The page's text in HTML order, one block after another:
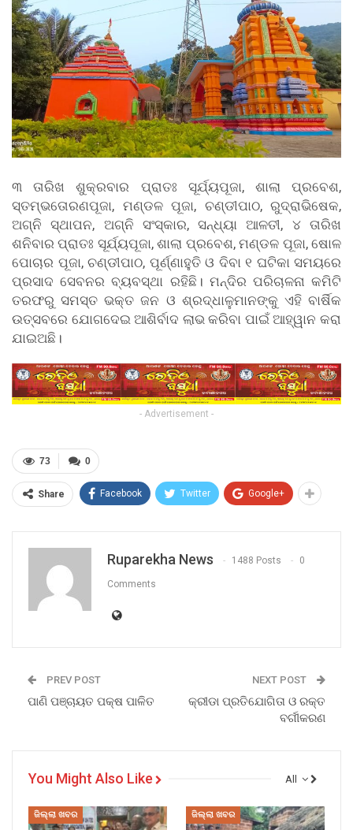
୩ ତାରିଖ ଶୁକ୍ରବାର ପ୍ରାତଃ ସୂର୍ଯ୍ୟପୂଜା, ଶାଲା ପ୍ରବେଶ,
ସ୍ତମ୍ଭତୋରଣପୂଜା, ମଣ୍ଡଳ ପୂଜା, ଚଣ୍ଡୀପାଠ, ରୁଦ୍ରାଭିଷେକ,
ଅଗ୍ନି ସ୍ଥାପନ, ଅଗ୍ନି ସଂସ୍କାର, ସନ୍ଧ୍ୟା ଆଳତୀ, ୪ ତାରିଖ
ଶନିବାର ପ୍ରାତଃ ସୂର୍ଯ୍ୟପୂଜା, ଶାଲା ପ୍ରବେଶ, ମଣ୍ଡଳ ପୂଜା, ଷୋଳ
ପୋଚାର ପୂଜା, ଚଣ୍ଡୀପାଠ, ପୂର୍ଣ୍ଣାହୁତି ଓ ଦିବା ୧ ଘଟିକା ସମୟରେ
ପ୍ରସାଦ ସେବନର ବ୍ୟବସ୍ଥା ରହିଛି। ମନ୍ଦିର ପରିଚାଳନା କମିଟି
ତରଫରୁ ସମସ୍ତ ଭକ୍ତ ଜନ ଓ ଶ୍ରଦ୍ଧାଳୁମାନଙ୍କୁ ଏହି ବାର୍ଷିକ
ଉତ୍ସବରେ ଯୋଗଦେଇ ଆଶିର୍ବାଦ ଲାଭ କରିବା ପାଇଁ ଆହ୍ୱାନ କରା
ଯାଇଅଛି।
- Advertisement -
0
73
Share Facebook Twitter Google+
Ruparekha News 1488 Posts 0
Comments
PREV POST
ପାଣି ପଞ୍ଚାୟତ ପକ୍ଷ ପାଳିତ
NEXT POST
କ୍ରୀଡା ପ୍ରତିଯୋଗିତା ଓ ରକ୍ତ
ବର୍ଗୀକରଣ
All
You Might Also Like
ଜିଲ୍ଲା ଖବର ଜିଲ୍ଲା ଖବର